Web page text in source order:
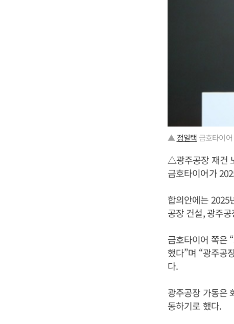
▲ 정일택 금호타이
△광주공장 재건
금호타이어가
합의안에는 2025
공장 건설, 광주
금호타이어 쪽은
했다”며 “광주공
다.
광주공장 가동은
동하기로 했다.